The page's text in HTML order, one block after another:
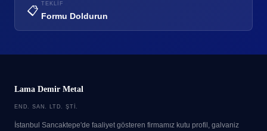
📋
TEKLIF
Formu Doldurun
Lama Demir Metal
END. SAN. LTD. ŞTI.
İstanbul Sancaktepe'de faaliyet gösteren firmamız kutu profil, galvaniz